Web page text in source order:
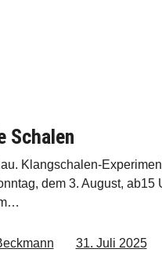
Schalen
Klangschalen-
dem 3. August,
31. Juli 2025